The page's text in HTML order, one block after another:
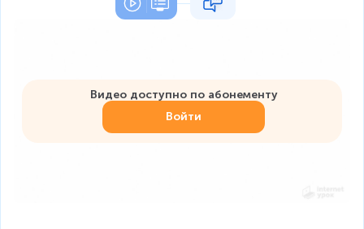
Видео доступно по абонементу
Войти